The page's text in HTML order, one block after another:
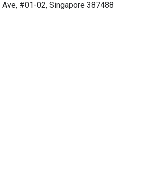
#01-02, Singapore 387488